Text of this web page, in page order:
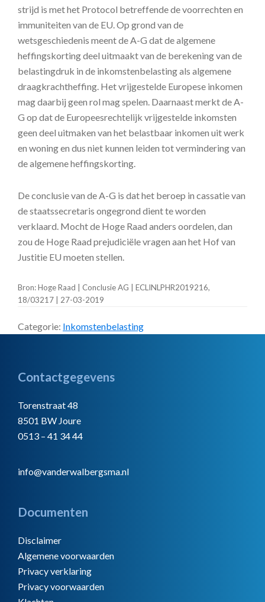
strijd is met het Protocol betreffende de voorrechten en
immuniteiten van de EU. Op grond van de
wetsgeschiedenis meent de A-G dat de algemene
heffingskorting deel uitmaakt van de berekening van de
belastingdruk in de inkomstenbelasting als algemene
draagkrachtheffing. Het vrijgestelde Europese inkomen
mag daarbij geen rol mag spelen. Daarnaast merkt de A-
G op dat de Europeesrechtelijk vrijgestelde inkomsten
geen deel uitmaken van het belastbaar inkomen uit werk
en woning en dus niet kunnen leiden tot vermindering van
de algemene heffingskorting.
De conclusie van de A-G is dat het beroep in cassatie van
de staatssecretaris ongegrond dient te worden
verklaard. Mocht de Hoge Raad anders oordelen, dan
zou de Hoge Raad prejudiciële vragen aan het Hof van
Justitie EU moeten stellen.
Bron: Hoge Raad | Conclusie AG | ECLINLPHR2019216,
18/03217 | 27-03-2019
Categorie: Inkomstenbelasting
Footer
Contactgegevens
Torenstraat 48
8501 BW Joure
0513 – 41 34 44
info@vanderwalbergsma.nl
Documenten
Disclaimer
Algemene voorwaarden
Privacy verklaring
Privacy voorwaarden